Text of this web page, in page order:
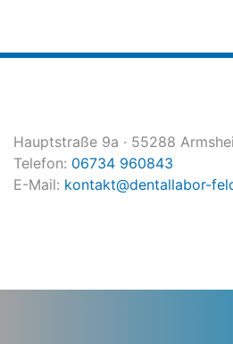
Hauptstraße 9a · 55288
Telefon: 06734 960843
E-Mail: kontakt@dentallabor-